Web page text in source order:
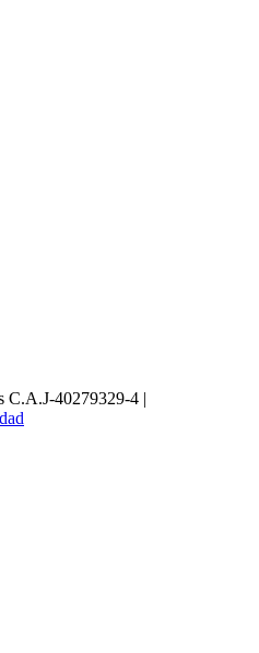
C.A.J-40279329-4 |